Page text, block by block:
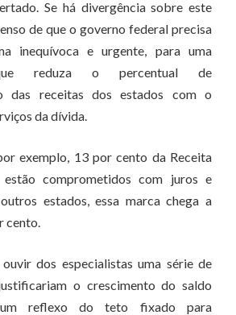
Se há divergência sobre este
de que o governo federal precisa
inequívoca e urgente, para uma
que reduza o percentual de
das receitas dos estados com o
da dívida.
exemplo, 13 por cento da Receita
estão comprometidos com juros e
estados, essa marca chega a
cento.
dos especialistas uma série de
o crescimento do saldo
reflexo do teto fixado para